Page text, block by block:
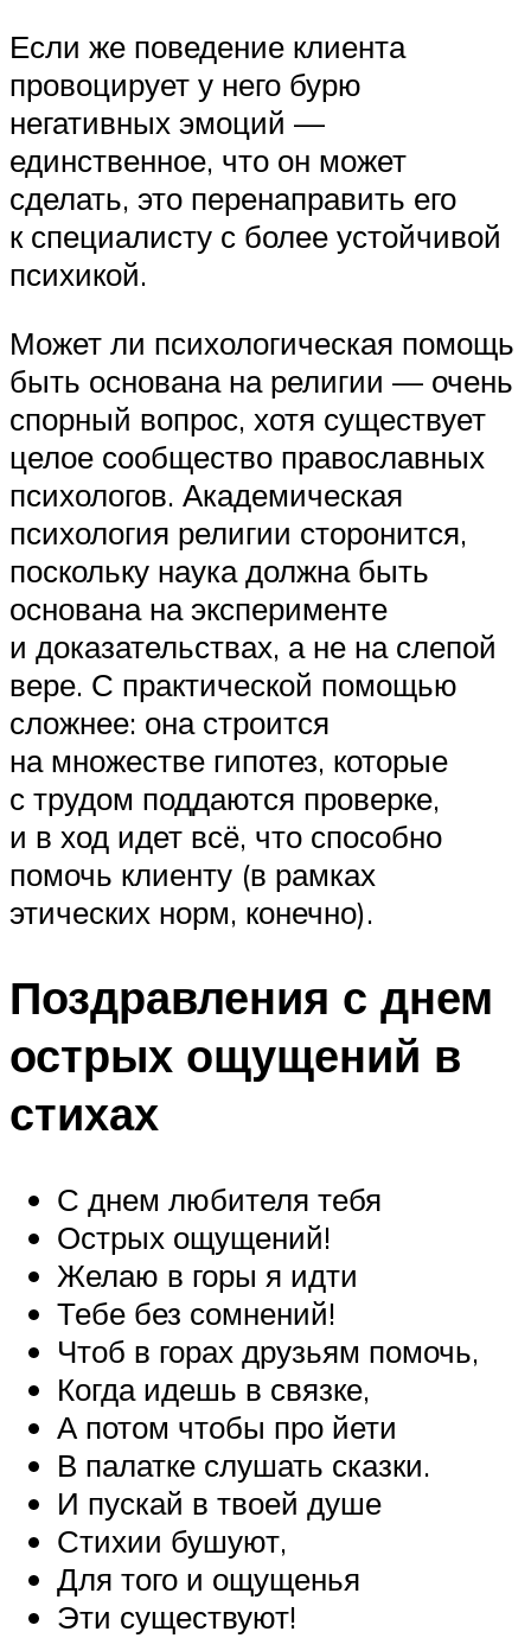
Если же поведение клиента
провоцирует у него бурю
негативных эмоций —
единственное, что он может
сделать, это перенаправить его
к специалисту с более устойчивой
психикой.
Может ли психологическая помощь
быть основана на религии — очень
спорный вопрос, хотя существует
целое сообщество православных
психологов. Академическая
психология религии сторонится,
поскольку наука должна быть
основана на эксперименте
и доказательствах, а не на слепой
вере. С практической помощью
сложнее: она строится
на множестве гипотез, которые
с трудом поддаются проверке,
и в ход идет всё, что способно
помочь клиенту (в рамках
этических норм, конечно).
Поздравления с днем
острых ощущений в
стихах
С днем любителя тебя
Острых ощущений!
Желаю в горы я идти
Тебе без сомнений!
Чтоб в горах друзьям помочь,
Когда идешь в связке,
А потом чтобы про йети
В палатке слушать сказки.
И пускай в твоей душе
Стихии бушуют,
Для того и ощущенья
Эти существуют!